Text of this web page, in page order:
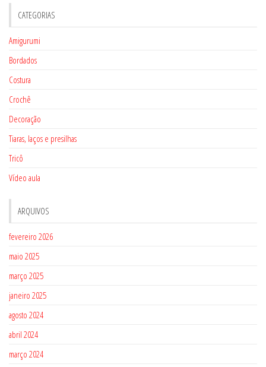
CATEGORIAS
Amigurumi
Bordados
Costura
Crochê
Decoração
Tiaras, laços e presilhas
Tricô
Vídeo aula
ARQUIVOS
fevereiro 2026
maio 2025
março 2025
janeiro 2025
agosto 2024
abril 2024
março 2024